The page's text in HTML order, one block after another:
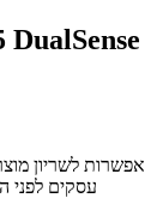
עסקים לפני